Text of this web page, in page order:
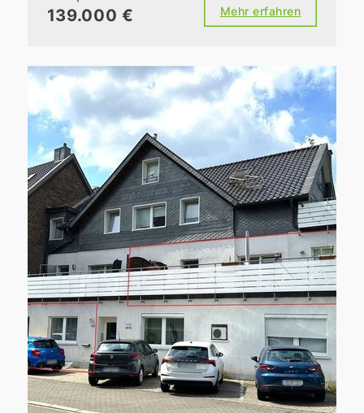
139.000 € Mehr erfahren